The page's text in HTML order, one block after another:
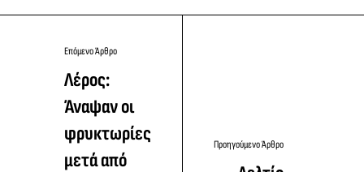
Επόμενο Άρθρο
Λέρος:
Άναψαν οι
φρυκτωρίες
μετά από
Προηγούμενο Άρθρο